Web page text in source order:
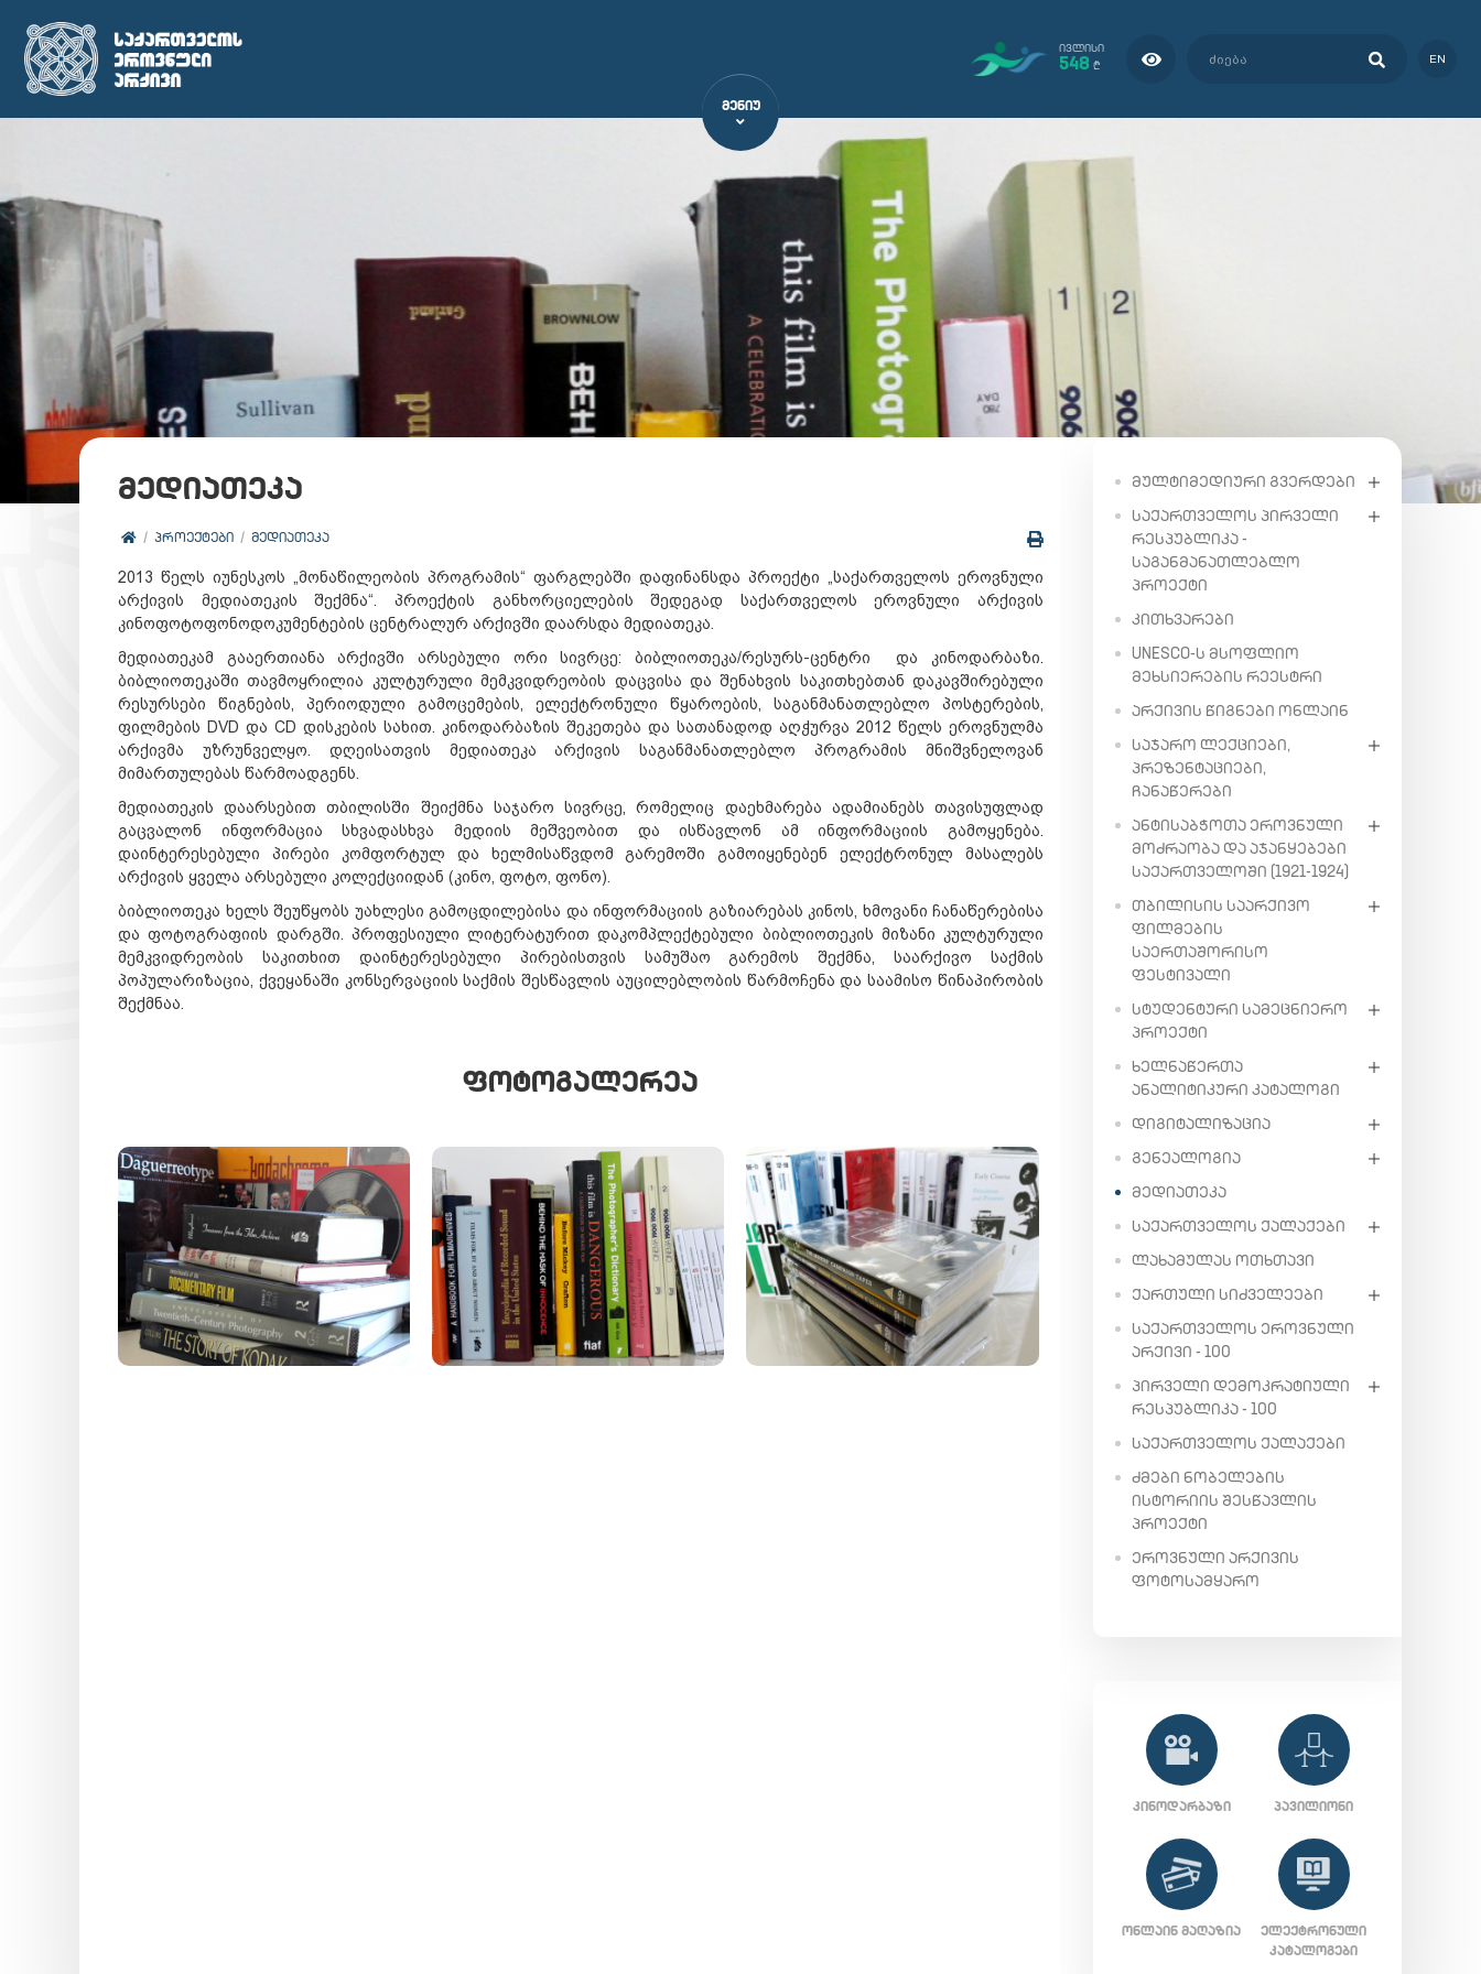
ᲘᲕᲚᲘᲡᲘ
548 ₾ EN
ᲛᲔᲜᲘᲣ
მედიათეკა
ᲞᲠᲝᲔᲥᲢᲔᲑᲘ ᲛᲔᲓᲘᲐᲗᲔᲙᲐ
2013 წელს იუნესკოს „მონაწილეობის პროგრამის“ ფარგლებში დაფინანსდა პროექტი „საქართველოს ეროვნული
არქივის მედიათეკის შექმნა“. პროექტის განხორციელების შედეგად საქართველოს ეროვნული არქივის
კინოფოტოფონოდოკუმენტების ცენტრალურ არქივში დაარსდა მედიათეკა.
მედიათეკამ გააერთიანა არქივში არსებული ორი სივრცე: ბიბლიოთეკა/რესურს-ცენტრი და კინოდარბაზი.
ბიბლიოთეკაში თავმოყრილია კულტურული მემკვიდრეობის დაცვისა და შენახვის საკითხებთან დაკავშირებული
რესურსები წიგნების, პერიოდული გამოცემების, ელექტრონული წყაროების, საგანმანათლებლო პოსტერების,
ფილმების DVD და CD დისკების სახით. კინოდარბაზის შეკეთება და სათანადოდ აღჭურვა 2012 წელს ეროვნულმა
არქივმა უზრუნველყო. დღეისათვის მედიათეკა არქივის საგანმანათლებლო პროგრამის მნიშვნელოვან
მიმართულებას წარმოადგენს.
მედიათეკის დაარსებით თბილისში შეიქმნა საჯარო სივრცე, რომელიც დაეხმარება ადამიანებს თავისუფლად
გაცვალონ ინფორმაცია სხვადასხვა მედიის მეშვეობით და ისწავლონ ამ ინფორმაციის გამოყენება.
დაინტერესებული პირები კომფორტულ და ხელმისაწვდომ გარემოში გამოიყენებენ ელექტრონულ მასალებს
არქივის ყველა არსებული კოლექციიდან (კინო, ფოტო, ფონო).
ბიბლიოთეკა ხელს შეუწყობს უახლესი გამოცდილებისა და ინფორმაციის გაზიარებას კინოს, ხმოვანი ჩანაწერებისა
და ფოტოგრაფიის დარგში. პროფესიული ლიტერატურით დაკომპლექტებული ბიბლიოთეკის მიზანი კულტურული
მემკვიდრეობის საკითხით დაინტერესებული პირებისთვის სამუშაო გარემოს შექმნა, საარქივო საქმის
პოპულარიზაცია, ქვეყანაში კონსერვაციის საქმის შესწავლის აუცილებლობის წარმოჩენა და საამისო წინაპირობის
შექმნაა.
ᲤᲝᲢᲝᲒᲐᲚᲔᲠᲔᲐ
ᲛᲣᲚᲢᲘᲛᲔᲓᲘᲣᲠᲘ ᲒᲕᲔᲠᲓᲔᲑᲘ
ᲡᲐᲥᲐᲠᲗᲕᲔᲚᲝᲡ ᲞᲘᲠᲕᲔᲚᲘ
ᲠᲔᲡᲞᲣᲑᲚᲘᲙᲐ -
ᲡᲐᲒᲐᲜᲛᲐᲜᲐᲗᲚᲔᲑᲚᲝ
ᲞᲠᲝᲔᲥᲢᲘ
ᲙᲘᲗᲮᲕᲐᲠᲔᲑᲘ
UNESCO-Ს ᲛᲡᲝᲤᲚᲘᲝ
ᲛᲔᲮᲡᲘᲔᲠᲔᲑᲘᲡ ᲠᲔᲔᲡᲢᲠᲘ
ᲐᲠᲥᲘᲕᲘᲡ ᲬᲘᲒᲜᲔᲑᲘ ᲝᲜᲚᲐᲘᲜ
ᲡᲐᲯᲐᲠᲝ ᲚᲔᲥᲪᲘᲔᲑᲘ,
ᲞᲠᲔᲖᲔᲜᲢᲐᲪᲘᲔᲑᲘ,
ᲩᲐᲜᲐᲬᲔᲠᲔᲑᲘ
ᲐᲜᲢᲘᲡᲐᲑᲭᲝᲗᲐ ᲔᲠᲝᲕᲜᲣᲚᲘ
ᲛᲝᲫᲠᲐᲝᲑᲐ ᲓᲐ ᲐᲯᲐᲜᲧᲔᲑᲔᲑᲘ
ᲡᲐᲥᲐᲠᲗᲕᲔᲚᲝᲨᲘ (1921-1924)
ᲗᲑᲘᲚᲘᲡᲘᲡ ᲡᲐᲐᲠᲥᲘᲕᲝ
ᲤᲘᲚᲛᲔᲑᲘᲡ
ᲡᲐᲔᲠᲗᲐᲨᲝᲠᲘᲡᲝ
ᲤᲔᲡᲢᲘᲕᲐᲚᲘ
ᲡᲢᲣᲓᲔᲜᲢᲣᲠᲘ ᲡᲐᲛᲔᲪᲜᲘᲔᲠᲝ
ᲞᲠᲝᲔᲥᲢᲘ
ᲮᲔᲚᲜᲐᲬᲔᲠᲗᲐ
ᲐᲜᲐᲚᲘᲢᲘᲙᲣᲠᲘ ᲙᲐᲢᲐᲚᲝᲒᲘ
ᲓᲘᲒᲘᲢᲐᲚᲘᲖᲐᲪᲘᲐ
ᲒᲔᲜᲔᲐᲚᲝᲒᲘᲐ
ᲛᲔᲓᲘᲐᲗᲔᲙᲐ
ᲡᲐᲥᲐᲠᲗᲕᲔᲚᲝᲡ ᲥᲐᲚᲐᲥᲔᲑᲘ
ᲚᲐᲮᲐᲛᲣᲚᲐᲡ ᲝᲗᲮᲗᲐᲕᲘ
ᲥᲐᲠᲗᲣᲚᲘ ᲡᲘᲫᲕᲔᲚᲔᲔᲑᲘ
ᲡᲐᲥᲐᲠᲗᲕᲔᲚᲝᲡ ᲔᲠᲝᲕᲜᲣᲚᲘ
ᲐᲠᲥᲘᲕᲘ - 100
ᲞᲘᲠᲕᲔᲚᲘ ᲓᲔᲛᲝᲙᲠᲐᲢᲘᲣᲚᲘ
ᲠᲔᲡᲞᲣᲑᲚᲘᲙᲐ - 100
ᲡᲐᲥᲐᲠᲗᲕᲔᲚᲝᲡ ᲥᲐᲚᲐᲥᲔᲑᲘ
ᲫᲛᲔᲑᲘ ᲜᲝᲑᲔᲚᲔᲑᲘᲡ
ᲘᲡᲢᲝᲠᲘᲘᲡ ᲨᲔᲡᲬᲐᲕᲚᲘᲡ
ᲞᲠᲝᲔᲥᲢᲘ
ᲔᲠᲝᲕᲜᲣᲚᲘ ᲐᲠᲥᲘᲕᲘᲡ
ᲤᲝᲢᲝᲡᲐᲛᲧᲐᲠᲝ
ᲙᲘᲜᲝᲓᲐᲠᲑᲐᲖᲘ ᲞᲐᲕᲘᲚᲘᲝᲜᲘ
ᲝᲜᲚᲐᲘᲜ ᲛᲐᲦᲐᲖᲘᲐ
ᲔᲚᲔᲥᲢᲠᲝᲜᲣᲚᲘ
ᲙᲐᲢᲐᲚᲝᲒᲔᲑᲘ